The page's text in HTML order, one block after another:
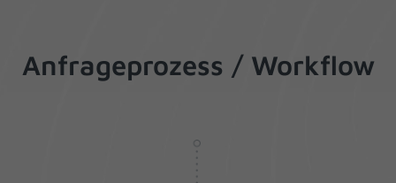
Anfrageprozess / Workflow